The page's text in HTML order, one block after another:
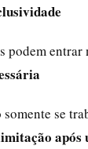
podem
somente se
após